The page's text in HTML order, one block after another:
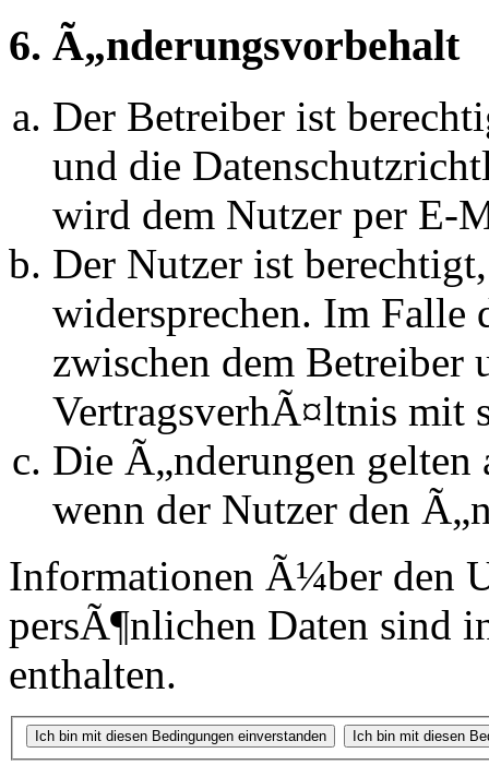
6. Ã„nderungsvorbehalt
Der Betreiber ist
und die
wird dem Nutzer per E-
Der Nutzer ist
widersprechen. Im Falle
zwischen dem Betreiber
VertragsverhÃ¤ltnis mit
Die Ã„nderungen
wenn der Nutzer den
Informationen Ã¼ber den
persÃ¶nlichen Daten sind
enthalten.